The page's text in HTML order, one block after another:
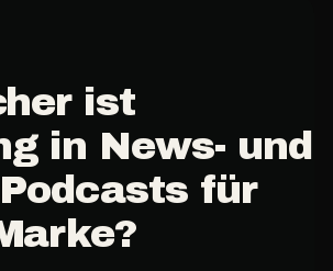
ist
in News- und
für